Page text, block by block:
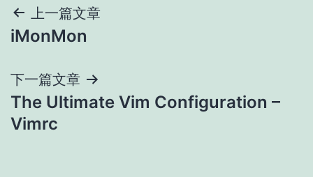
文
章
导
航
上一篇文章
iMonMon
下一篇文章
The Ultimate Vim Configuration –
Vimrc